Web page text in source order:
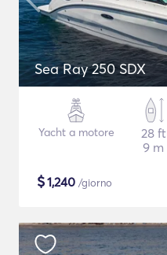
Sea Ray 250 SDX
Yacht a motore
28 ft
9 m
$1,240 /giorno